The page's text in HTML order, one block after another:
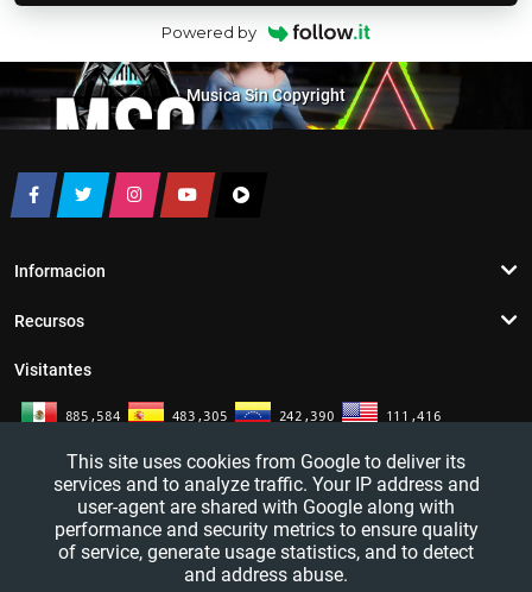
Powered by
Musica Sin Copyright
Informacion
Recursos
Visitantes
This site uses cookies from Google to deliver its
services and to analyze traffic. Your IP address and
user-agent are shared with Google along with
performance and security metrics to ensure quality
of service, generate usage statistics, and to detect
and address abuse.